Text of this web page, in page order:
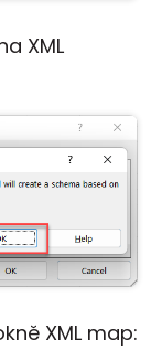
XML
XML map: